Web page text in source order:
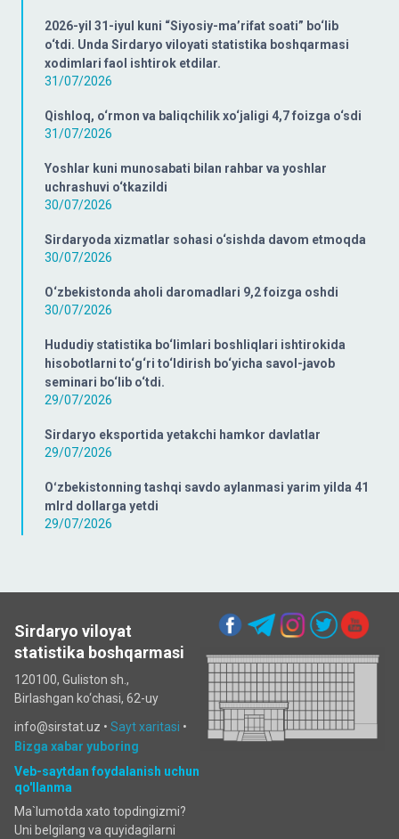
2026-yil 31-iyul kuni “Siyosiy-ma’rifat soati” bo‘lib
o‘tdi. Unda Sirdaryo viloyati statistika boshqarmasi
xodimlari faol ishtirok etdilar.
31/07/2026
Qishloq, o‘rmon va baliqchilik xo‘jaligi 4,7 foizga o‘sdi
31/07/2026
Yoshlar kuni munosabati bilan rahbar va yoshlar
uchrashuvi o‘tkazildi
30/07/2026
Sirdaryoda xizmatlar sohasi o‘sishda davom etmoqda
30/07/2026
O‘zbekistonda aholi daromadlari 9,2 foizga oshdi
30/07/2026
Hududiy statistika bo‘limlari boshliqlari ishtirokida
hisobotlarni to‘g‘ri to‘ldirish bo‘yicha savol-javob
seminari bo‘lib o‘tdi.
29/07/2026
Sirdaryo eksportida yetakchi hamkor davlatlar
29/07/2026
Oʻzbekistonning tashqi savdo aylanmasi yarim yilda 41
mlrd dollarga yetdi
29/07/2026
Sirdaryo viloyat
statistika boshqarmasi
120100, Guliston sh.,
Birlashgan ko‘chаsi, 62-uy
info@sirstat.uz • Sayt xaritasi •
Bizga xabar yuboring
Veb-saytdan foydalanish uchun
qo'llanma
Ma`lumotda xato topdingizmi?
Uni belgilang va quyidagilarni